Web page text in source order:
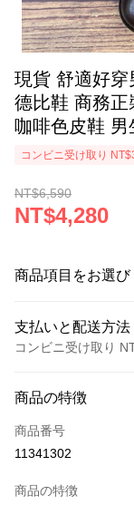
現貨 舒適好
德比鞋 商務
咖啡色皮鞋
紳士咖
コンビニ受け取り
NT$6,590
NT$4,280
商品項目をお選び
支払いと配送方法
コンビニ受け取り
クレジットカード1回
クレジットカード分
合作金庫商業銀行
6回払い、金利0、
商品の特徴
商品番号
11341302
商品の特徴